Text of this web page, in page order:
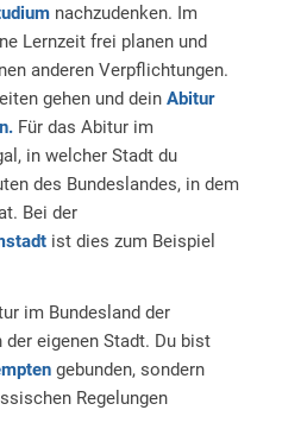
nachzudenken. Im
Lernzeit frei planen und
anderen Verpflichtungen.
gehen und deinAbitur
Für das Abitur im
in welcher Stadt du
des Bundeslandes, in dem
Bei der
ist dies zum Beispiel
im Bundesland der
eigenen Stadt. Du bist
gebunden, sondern
Regelungen